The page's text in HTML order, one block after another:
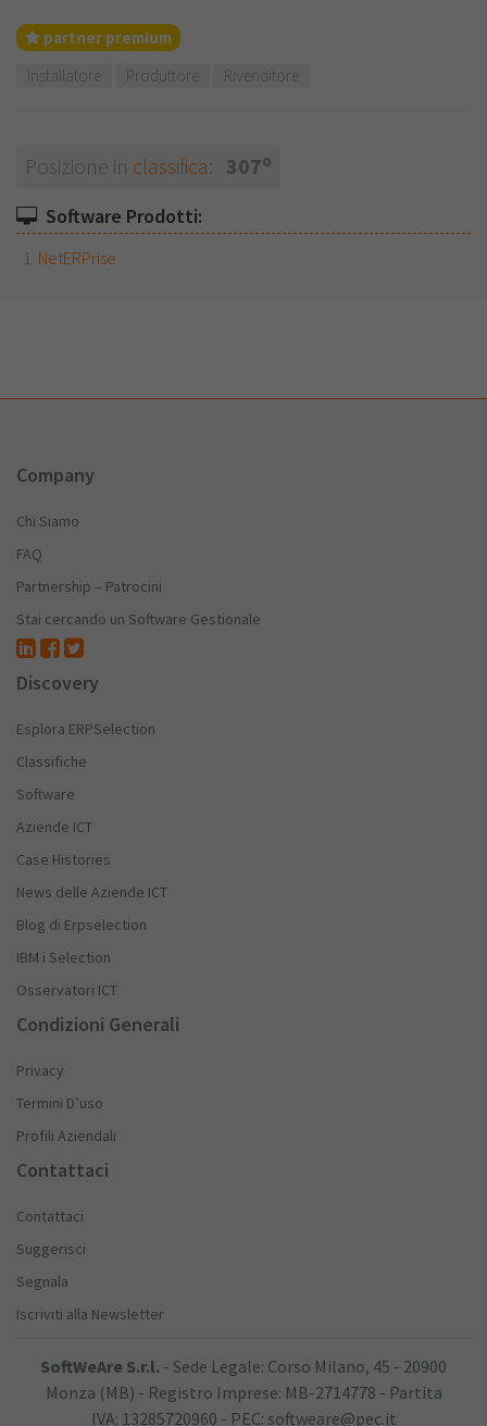
partner premium
Installatore
Produttore Rivenditore
Posizione in classifica: 307o
Software Prodotti:
NetERPrise
Company
Chi Siamo
FAQ
Partnership – Patrocini
Stai cercando un Software Gestionale
Discovery
Esplora ERPSelection
Classifiche
Software
Aziende ICT
Case Histories
News delle Aziende ICT
Blog di Erpselection
IBM i Selection
Osservatori ICT
Condizioni Generali
Privacy
Termini D’uso
Profili Aziendali
Contattaci
Contattaci
Suggerisci
Segnala
Iscriviti alla Newsletter
SoftWeAre S.r.l. - Sede Legale: Corso Milano, 45 - 20900
Monza (MB) - Registro Imprese: MB-2714778 - Partita
IVA: 13285720960 - PEC: softweare@pec.it